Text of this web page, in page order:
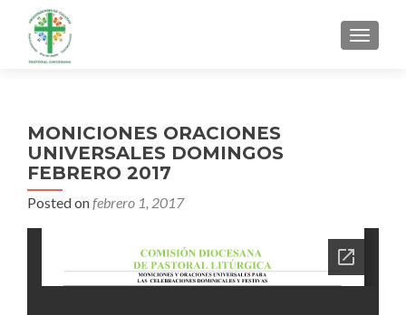
MENU
MONICIONES ORACIONES
UNIVERSALES DOMINGOS
FEBRERO 2017
Posted onfebrero 1, 2017